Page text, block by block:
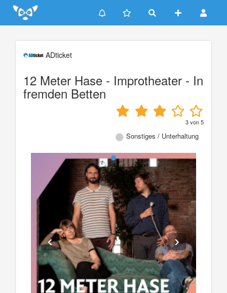
Update cookies preferences
ADticket
12 Meter Hase - Improtheater - In
fremden Betten
3von5
Sonstiges / Unterhaltung